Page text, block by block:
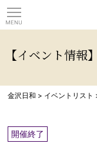
【イベント情
金沢日和 > イベントリスト
開催終了